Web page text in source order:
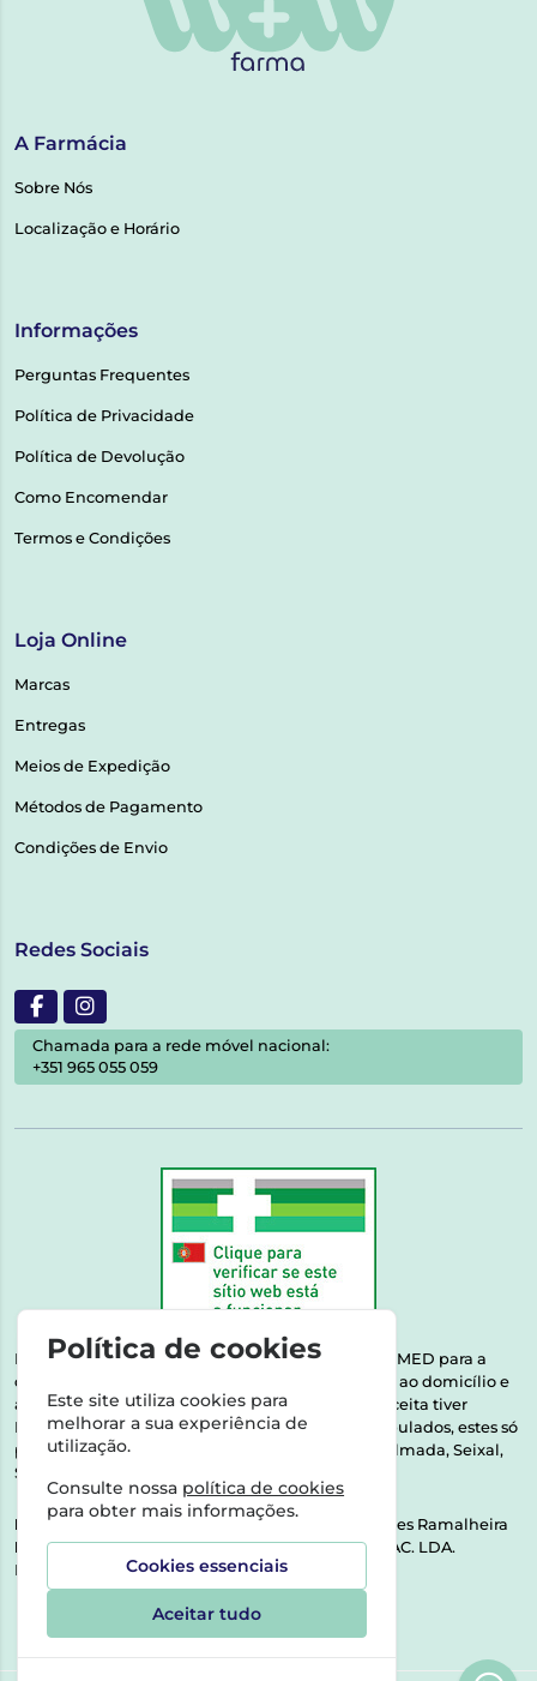
A Farmácia
Sobre Nós
Localização e Horário
Informações
Perguntas Frequentes
Política de Privacidade
Política de Devolução
Como Encomendar
Termos e Condições
Loja Online
Marcas
Entregas
Meios de Expedição
Métodos de Pagamento
Condições de Envio
Redes Sociais
Chamada para a rede móvel nacional:
+351 965 055 059
Esta farmácia encontra-se autorizada pelo INFARMED para a
dispensa de medicamentos e produtos de saúde ao domicílio e
através da internet. Medicamentos | Se na sua receita tiver
MSRM, MNSRM, MSRMV ou Medicamentos Manipulados, estes só
podem ser entregues nos seguintes concelhos: Almada, Seixal,
Sesimbra, Oeiras e Lisboa.
Direção Técnica:
Dra. Raquel Alexandra Fernandes Ramalheira
NIPC:513064133 | ASPAS E NÚMEROS SOC. FARMAC. LDA.
Rua dos Castanheiros 5 AB Feijó2810-036 Almada
Política de cookies
Este site utiliza cookies para
melhorar a sua experiência de
utilização.
Consulte nossa política de cookies
para obter mais informações.
Cookies essenciais
Aceitar tudo